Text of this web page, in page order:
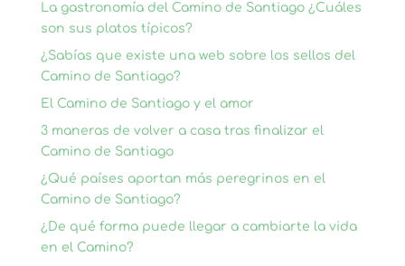
La gastronomía del Camino de Santiago ¿Cuáles
son sus platos típicos?
¿Sabías que existe una web sobre los sellos del
Camino de Santiago?
El Camino de Santiago y el amor
3 maneras de volver a casa tras finalizar el
Camino de Santiago
¿Qué países aportan más peregrinos en el
Camino de Santiago?
¿De qué forma puede llegar a cambiarte la vida
en el Camino?